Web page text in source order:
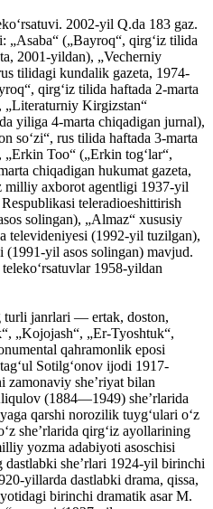
2002-yil Q.da 183 gaz.
(„Bayroq“, qirgʻiz tilida
2001-yildan), „Vecherniy
tilidagi kundalik gazeta, 1974-
qirgʻiz tilida haftada 2-marta
„Literaturniy Kirgizstan“
yiliga 4-marta chiqadigan jurnal),
soʻzi“, rus tilida haftada 3-marta
Too“ („Erkin togʻlar“,
chiqadigan hukumat gazeta,
axborot agentligi 1937-yil
teleradioeshittirish
solingan), „Almaz“ xususiy
televideniyesi (1992-yil tuzilgan),
(1991-yil asos solingan) mavjud.
1958-yildan
turli janrlari — ertak, doston,
„Kojojash“, „Er-Tyoshtuk“,
qahramonlik eposi
Sotilgʻonov ijodi 1917-
zamonaviy sheʼriyat bilan
(1884—1949) sheʼrlarida
qarshi norozilik tuygʻulari oʻz
sheʼrlarida qirgʻiz ayollarining
yozma adabiyoti asoschisi
sheʼrlari 1924-yil birinchi
yillarda dastlabki drama, qissa,
birinchi dramatik asar M.